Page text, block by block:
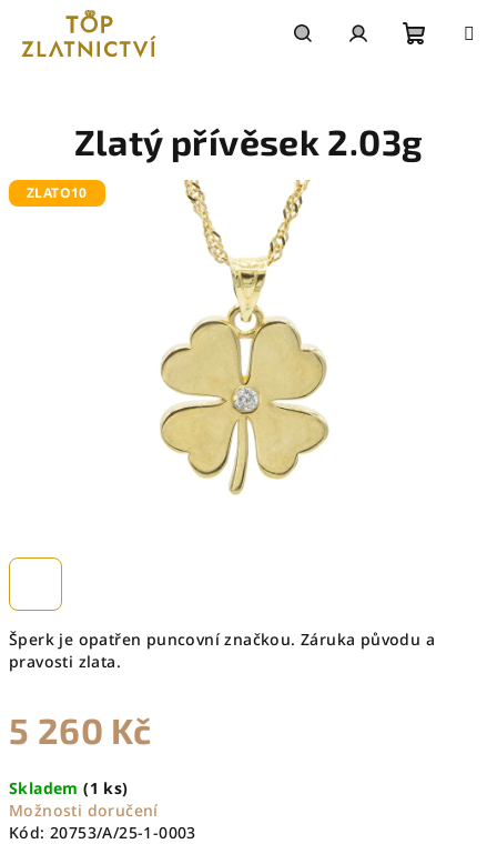
obsah
košík
Šperk je opatřen puncovní značkou. Záruka původu a
pravosti zlata.
5 260 Kč
cena:
Skladem(1 ks)
Možnosti doručení
Kód: 20753/A/25-1-0003
Zlatý přívěsek 2.03g
ZLATO10